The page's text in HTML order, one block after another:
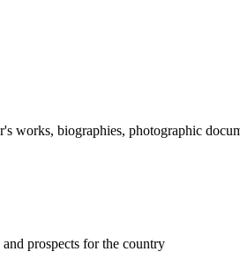
works, biographies, photographic
prospects for the country